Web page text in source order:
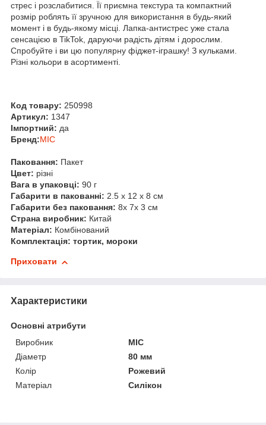
стрес і розслабитися. Її приємна текстура та компактний
розмір роблять її зручною для використання в будь-який
момент і в будь-якому місці. Лапка-антистрес уже стала
сенсацією в TikTok, даруючи радість дітям і дорослим.
Спробуйте і ви цю популярну фіджет-іграшку! З кульками.
Різні кольори в асортименті.
Код товару: 250998
Артикул: 1347
Імпортний: да
Бренд:MIC
Паковання: Пакет
Цвет: різні
Вага в упаковці: 90 г
Габарити в пакованні: 2.5 x 12 x 8 см
Габарити без паковання: 8x 7х 3 см
Страна виробник: Китай
Матеріал: Комбінований
Комплектація: тортик, мороки
Приховати
Характеристики
Основні атрибути
Виробник
MIC
Діаметр
80 мм
Колір
Рожевий
Матеріал
Силікон